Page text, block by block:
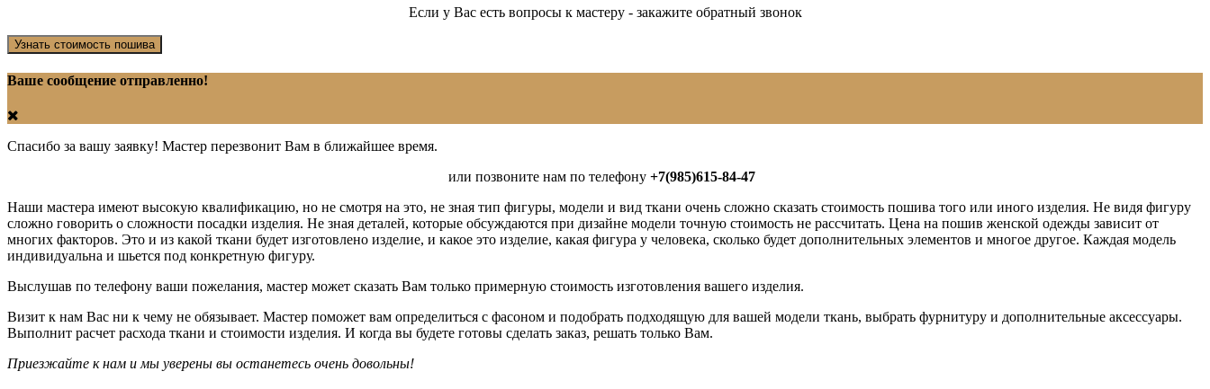
Если у Вас есть вопросы к мастеру - закажите обратный звонок
Узнать стоимость пошива
Ваше сообщение отправленно!
Спасибо за вашу заявку! Мастер перезвонит Вам в ближайшее время.
или позвоните нам по телефону +7(985)615-84-47
Наши мастера имеют высокую квалификацию, но не смотря на это, не зная тип фигуры, модели и вид ткани очень сложно сказать стоимость пошива того или иного изделия. Не видя фигуру
сложно говорить о сложности посадки изделия. Не зная деталей, которые обсуждаются при дизайне модели точную стоимость не рассчитать. Цена на пошив женской одежды зависит от
многих факторов. Это и из какой ткани будет изготовлено изделие, и какое это изделие, какая фигура у человека, сколько будет дополнительных элементов и многое другое. Каждая модель
индивидуальна и шьется под конкретную фигуру.
Выслушав по телефону ваши пожелания, мастер может сказать Вам только примерную стоимость изготовления вашего изделия.
Визит к нам Вас ни к чему не обязывает. Мастер поможет вам определиться с фасоном и подобрать подходящую для вашей модели ткань, выбрать фурнитуру и дополнительные аксессуары.
Выполнит расчет расхода ткани и стоимости изделия. И когда вы будете готовы сделать заказ, решать только Вам.
Приезжайте к нам и мы уверены вы останетесь очень довольны!